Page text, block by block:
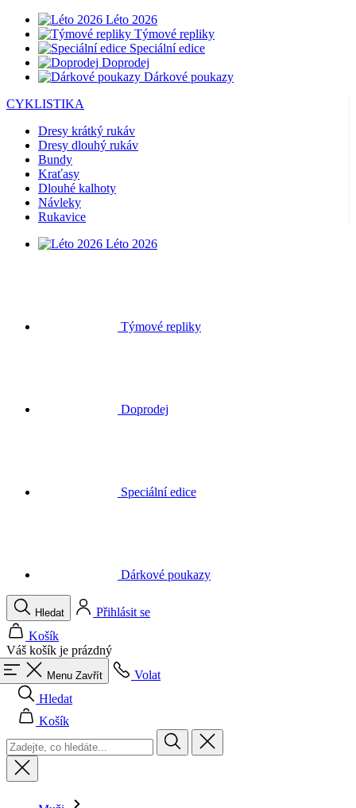
Léto 2026
Týmové repliky
Speciální edice
Doprodej
Dárkové poukazy
CYKLISTIKA
Dresy krátký rukáv
Dresy dlouhý rukáv
Bundy
Kraťasy
Dlouhé kalhoty
Návleky
Rukavice
Léto 2026
Váš košík je prázdný
Menu Zavřít
Volat
Hledat
Košík
Muži
Vše v kategorii Muži